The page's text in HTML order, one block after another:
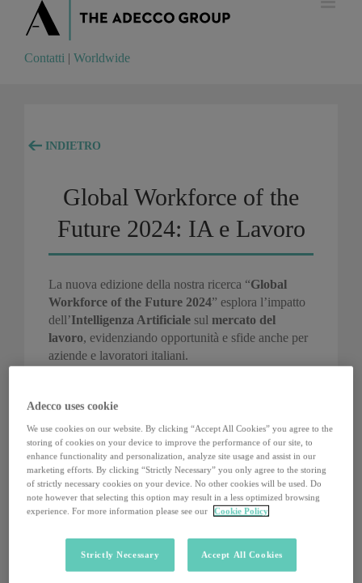
Contatti Worldwide
Contatti | Worldwide
INDIETRO
Global Workforce of the
Future 2024: IA e Lavoro
La nuova edizione della nostra ricerca “Global
Workforce of the Future 2024” esplora l’impatto
dell’Intelligenza Artificiale sul mercato del
lavoro, evidenziando opportunità e sfide anche per
aziende e lavoratori italiani.
quotidianamente risparmia in media 48 minuti al
giorno, utilizzati per attività creative e di maggior
valore. Tuttavia, solo il 16% dei lavoratori ha
ricevuto formazione adeguata, e il 42% teme per la
propria stabilità occupazionale a lungo termine.
Le aziende italiane sono chiamate a investire in
formare il personale interno per affrontare i
Adecco uses cookie
We use cookies on our website. By clicking “Accept All Cookies” you agree to the
storing of cookies on your device to improve the performance of our site, to
enhance functionality and personalization, analyze site usage and assist in our
marketing efforts. By clicking “Strictly Necessary” you only agree to the storing
of strictly necessary cookies on your device. No other cookies will be used. Do
note however that selecting this option may result in a less optimized browsing
experience. For more information please see our
Cookie Policy
Strictly Necessary Accept All Cookies